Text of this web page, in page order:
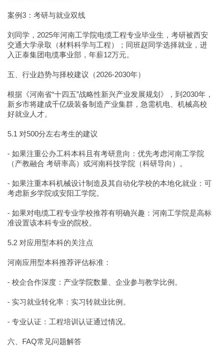
案例3：考研与就业双线
刘同学，2025年河南工学院电缆工程专业毕业生，考研被西安
交通大学录取（材料科学与工程）；同班赵同学选择就业，进
入正泰集团电缆事业部，年薪12万元。
五、行业趋势与择校建议（2026-2030年）
根据《河南省“十四五”战略性新兴产业发展规划》，到2030年，
新乡市将建成千亿级装备制造产业集群，急需机电、机械高校
好就业人才。
5.1 对500分左右考生的建议
- 如果注重公办工科本科且有考研意向：优先考虑河南工学院
（产教融合 考研率高）或河南科技学院（科研导向）。
- 如果注重本科机械设计制造及其自动化学校的本地化就业：可
考虑新乡学院或安阳工学院。
- 如果对电缆工程专业学校推荐有明确兴趣：河南工学院是高标
准设置该本科专业的院校。
5.2 对应用型本科的关注点
河南应用型本科推荐评估标准：
- 校企合作深度：产业学院数量、企业参与教学比例。
- 实习就业转化率：实习转就业比例。
- 专业认证：工程培训认证通过情况。
六、FAQ常见问题解答